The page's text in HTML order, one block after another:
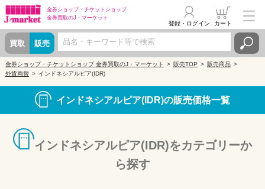
金券ショップ・ チケットショップ
金券買取のJ・マーケット
買取 販売
登録・ログイン カート
金券ショップ・チケットショップ 金券買取のJ・マーケット 販売TOP
販売商品
外貨両替
インドネシアルピア(IDR)
インドネシアルピア(IDR)の販売価格一覧
インドネシアルピア(IDR)をカテゴリーか
ら探す